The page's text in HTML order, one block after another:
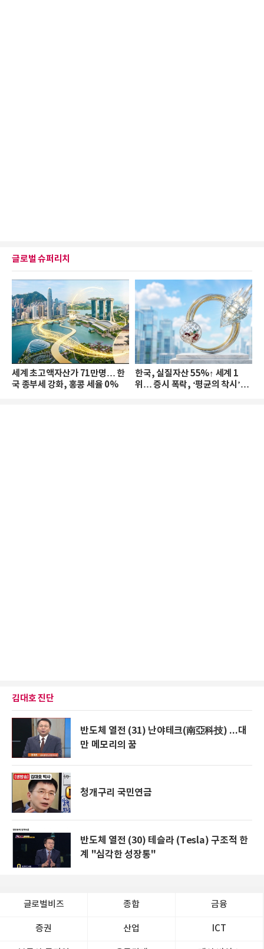
글로벌 슈퍼리치
세계 초고액자산가 71만명… 한
국 종부세 강화, 홍콩 세율 0%
한국, 실질자산 55%↑ 세계 1
위… 증시 폭락, ‘평균의 착시’와
김대호 진단
반도체 열전 (31) 난야테크(南亞科技) ...대
만 메모리의 꿈
청개구리 국민연금
반도체 열전 (30) 테슬라 (Tesla) 구조적 한
계 "심각한 성장통"
글로벌비즈 종합 금융
증권 산업 ICT